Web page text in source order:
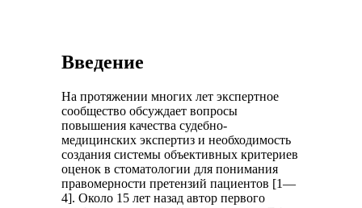
Введение
На протяжении многих лет экспертное
сообщество обсуждает вопросы
повышения качества судебно-
медицинских экспертиз и необходимость
создания системы объективных критериев
оценок в стоматологии для понимания
правомерности претензий пациентов [1—
4]. Около 15 лет назад автор первого